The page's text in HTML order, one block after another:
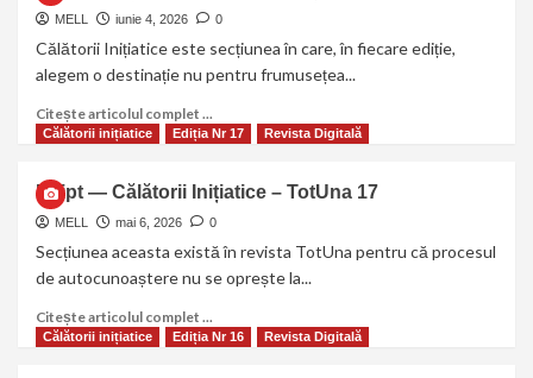
MELL iunie 4, 2026 0
Călătorii Inițiatice este secțiunea în care, în fiecare ediție,
alegem o destinație nu pentru frumusețea...
Citește articolul complet ...
Călătorii inițiatice Ediția Nr 17 Revista Digitală
Egipt — Călătorii Inițiatice – TotUna 17
MELL mai 6, 2026 0
Secțiunea aceasta există în revista TotUna pentru că procesul
de autocunoaștere nu se oprește la...
Citește articolul complet ...
Călătorii inițiatice Ediția Nr 16 Revista Digitală